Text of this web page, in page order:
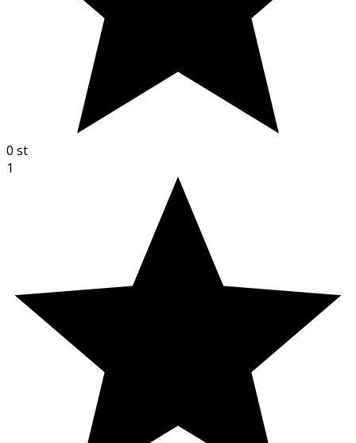
0 st
1